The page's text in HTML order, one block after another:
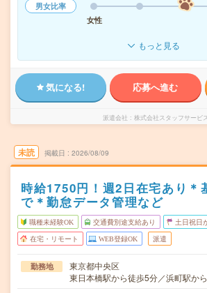
男女比率
女性
もっと見る
気になる! 応募へ進む
派遣会社 株式会社スタッフサービ
未読 掲載日 2026/08/09
時給1750円！週2日在宅あり＊
で＊勤怠データ管理など
職種未経験OK 交通費別途支給あり 土日祝日
在宅・リモート WEB登録OK 派遣
勤務地
東京都中央区
東日本橋駅から徒歩5分／浜町駅か